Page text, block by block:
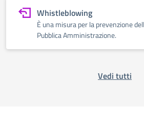
Whistleblowing
È una misura per la prevenzione
Pubblica Amministrazione.
Vedi tutti